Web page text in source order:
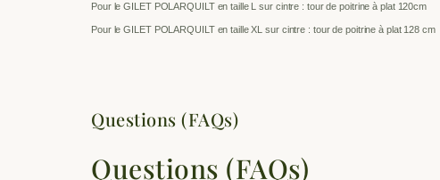
Pour le GILET POLARQUILT en taille L sur cintre : tour de poitrine à plat 120cm
Pour le GILET POLARQUILT en taille XL sur cintre : tour de poitrine à plat 128 cm
Questions (FAQs)
Questions (FAQs)